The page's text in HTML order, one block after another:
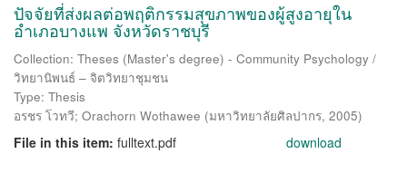
ปัจจัยที่ส่งผลต่อพฤติกรรมสุขภาพของผู้สูงอายุใน
อำเภอบางแพ จังหวัดราชบุรี
Collection: Theses (Master's degree) - Community Psychology /
วิทยานิพนธ์ – จิตวิทยาชุมชน
Type: Thesis
อรชร โวทวี; Orachorn Wothawee (มหาวิทยาลัยศิลปากร, 2005)
File in this item: fulltext.pdf download